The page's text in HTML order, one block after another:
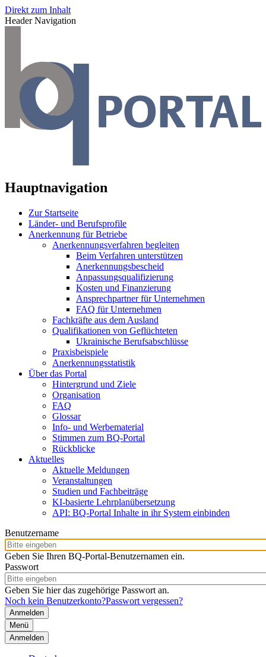
Direkt zum Inhalt
Header Navigation
Hauptnavigation
Zur Startseite
Länder- und Berufsprofile
Anerkennung für Betriebe
Anerkennungsverfahren begleiten
Beim Verfahren unterstützen
Anerkennungsbescheid
Anpassungsqualifizierung
Kosten und Finanzierung
Ansprechpartner für Unternehmen
FAQ für Unternehmen
Fachkräfte aus dem Ausland
Qualifikationen von Geflüchteten
Ukrainische Berufsabschlüsse
Praxisbeispiele
Anerkennungsstatistik
Über das Portal
Hintergrund und Ziele
Organisation
FAQ
Glossar
Info- und Werbematerial
Stimmen zum BQ-Portal
Rückblicke
Aktuelles
Aktuelle Meldungen
Veranstaltungen
Studien und Fachbeiträge
KI-basierte Lehrplanübersetzung
API: BQ-Portal Inhalte in ihr System einbinden
Benutzername
Geben Sie Ihren BQ-Portal-Benutzernamen ein.
Passwort
Geben Sie hier das zugehörige Passwort an.
Noch kein Benutzerkonto?Passwort vergessen?
Menü
Anmelden